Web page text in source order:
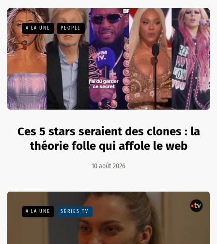
A LA UNE PEOPLE
Ces 5 stars seraient des clones : la
théorie folle qui affole le web
10 août 2026
A LA UNE SÉRIES TV